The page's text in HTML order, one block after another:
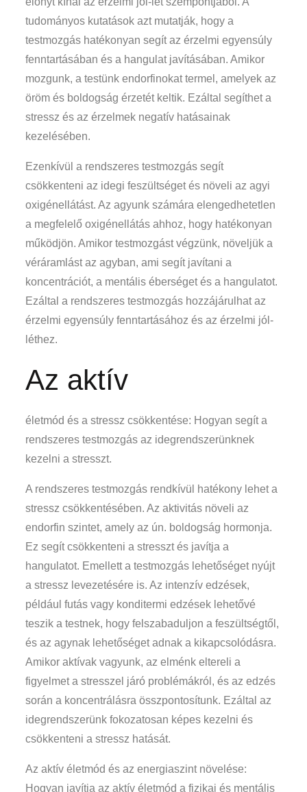
tudományos kutatások azt mutatják, hogy a
testmozgás hatékonyan segít az érzelmi egyensúly
fenntartásában és a hangulat javításában. Amikor
mozgunk, a testünk endorfinokat termel, amelyek az
öröm és boldogság érzetét keltik. Ezáltal segíthet a
stressz és az érzelmek negatív hatásainak
kezelésében.
Ezenkívül a rendszeres testmozgás segít
csökkenteni az idegi feszültséget és növeli az agyi
oxigénellátást. Az agyunk számára elengedhetetlen
a megfelelő oxigénellátás ahhoz, hogy hatékonyan
működjön. Amikor testmozgást végzünk, növeljük a
véráramlást az agyban, ami segít javítani a
koncentrációt, a mentális éberséget és a hangulatot.
Ezáltal a rendszeres testmozgás hozzájárulhat az
érzelmi egyensúly fenntartásához és az érzelmi jól-
léthez.
Az aktív
életmód és a stressz csökkentése: Hogyan segít a
rendszeres testmozgás az idegrendszerünknek
kezelni a stresszt.
A rendszeres testmozgás rendkívül hatékony lehet a
stressz csökkentésében. Az aktivitás növeli az
endorfin szintet, amely az ún. boldogság hormonja.
Ez segít csökkenteni a stresszt és javítja a
hangulatot. Emellett a testmozgás lehetőséget nyújt
a stressz levezetésére is. Az intenzív edzések,
például futás vagy konditermi edzések lehetővé
teszik a testnek, hogy felszabaduljon a feszültségtől,
és az agynak lehetőséget adnak a kikapcsolódásra.
Amikor aktívak vagyunk, az elménk eltereli a
figyelmet a stresszel járó problémákról, és az edzés
során a koncentrálásra összpontosítunk. Ezáltal az
idegrendszerünk fokozatosan képes kezelni és
csökkenteni a stressz hatását.
Az aktív életmód és az energiaszint növelése:
Hogyan javítja az aktív életmód a fizikai és mentális